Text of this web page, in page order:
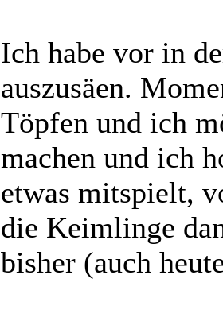
Ich habe vor in
auszusäen.
Töpfen und ich
machen und ich
etwas mitspielt,
die Keimlinge
bisher (auch